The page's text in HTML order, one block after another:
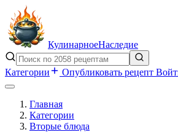
КулинарноеНаследие
Категории Опубликовать рецепт
Главная
Категории
Вторые блюда